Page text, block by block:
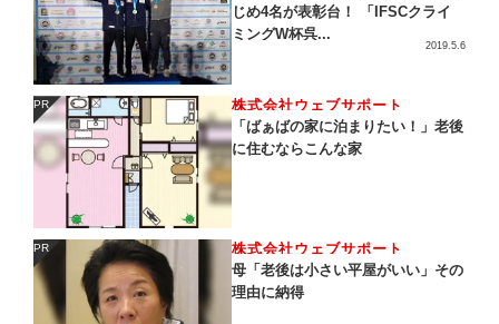
じめ4名が表彰台！ 「IFSCクライ
ミングW杯呉...
2019.5.6
PR 株式会社ウェブサポート
「ばぁばの家に泊まりたい！」老後
に住むならこんな家
PR 株式会社ウェブサポート
母「老後は小さい平屋がいい」その
理由に納得